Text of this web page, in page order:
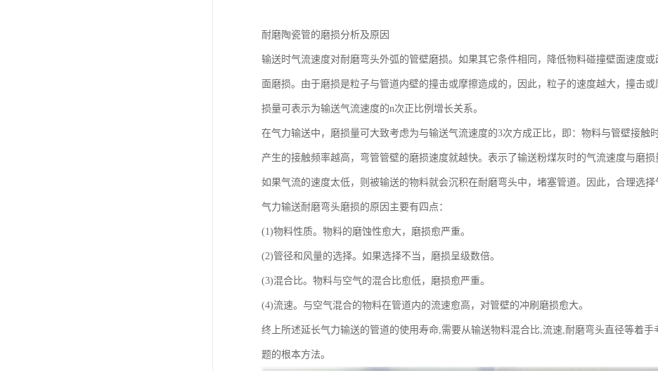
耐磨陶瓷管的磨损分析及原因
输送时气流速度对耐磨弯头外弧的管壁磨损。如果其它条件相同，降低物料碰撞壁面速度
面磨损。由于磨损是粒子与管道内壁的撞击或摩擦造成的，因此，粒子的速度越大，撞击
损量可表示为输送气流速度的n次正比例增长关系。
在气力输送中，磨损量可大致考虑为与输送气流速度的3次方成正比，即：物料与管壁接触
产生的接触频率越高，弯管管壁的磨损速度就越快。表示了输送粉煤灰时的气流速度与磨损
如果气流的速度太低，则被输送的物料就会沉积在耐磨弯头中，堵塞管道。因此，合理选择
气力输送耐磨弯头磨损的原因主要有四点：
(1)物料性质。物料的磨蚀性愈大，磨损愈严重。
(2)管径和风量的选择。如果选择不当，磨损呈级数倍。
(3)混合比。物料与空气的混合比愈低，磨损愈严重。
(4)流速。与空气混合的物料在管道内的流速愈高，对管壁的冲刷磨损愈大。
终上所述延长气力输送的管道的使用寿命,需要从输送物料混合比,流速,耐磨弯头直径等着手
题的根本方法。